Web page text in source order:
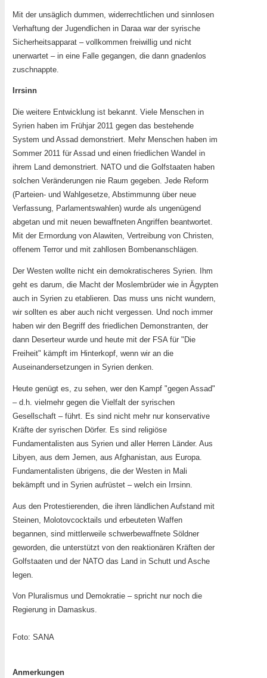
Mit der unsäglich dummen, widerrechtlichen und sinnlosen
Verhaftung der Jugendlichen in Daraa war der syrische
Sicherheitsapparat – vollkommen freiwillig und nicht
unerwartet – in eine Falle gegangen, die dann gnadenlos
zuschnappte.
Irrsinn
Die weitere Entwicklung ist bekannt. Viele Menschen in
Syrien haben im Frühjar 2011 gegen das bestehende
System und Assad demonstriert. Mehr Menschen haben im
Sommer 2011 für Assad und einen friedlichen Wandel in
ihrem Land demonstriert. NATO und die Golfstaaten haben
solchen Veränderungen nie Raum gegeben. Jede Reform
(Parteien- und Wahlgesetze, Abstimmunng über neue
Verfassung, Parlamentswahlen) wurde als ungenügend
abgetan und mit neuen bewaffneten Angriffen beantwortet.
Mit der Ermordung von Alawiten, Vertreibung von Christen,
offenem Terror und mit zahllosen Bombenanschlägen.
Der Westen wollte nicht ein demokratischeres Syrien. Ihm
geht es darum, die Macht der Moslembrüder wie in Ägypten
auch in Syrien zu etablieren. Das muss uns nicht wundern,
wir sollten es aber auch nicht vergessen. Und noch immer
haben wir den Begriff des friedlichen Demonstranten, der
dann Deserteur wurde und heute mit der FSA für "Die
Freiheit" kämpft im Hinterkopf, wenn wir an die
Auseinandersetzungen in Syrien denken.
Heute genügt es, zu sehen, wer den Kampf "gegen Assad"
– d.h. vielmehr gegen die Vielfalt der syrischen
Gesellschaft – führt. Es sind nicht mehr nur konservative
Kräfte der syrischen Dörfer. Es sind religiöse
Fundamentalisten aus Syrien und aller Herren Länder. Aus
Libyen, aus dem Jemen, aus Afghanistan, aus Europa.
Fundamentalisten übrigens, die der Westen in Mali
bekämpft und in Syrien aufrüstet – welch ein Irrsinn.
Aus den Protestierenden, die ihren ländlichen Aufstand mit
Steinen, Molotovcocktails und erbeuteten Waffen
begannen, sind mittlerweile schwerbewaffnete Söldner
geworden, die unterstützt von den reaktionären Kräften der
Golfstaaten und der NATO das Land in Schutt und Asche
legen.
Von Pluralismus und Demokratie – spricht nur noch die
Regierung in Damaskus.
Foto: SANA
Anmerkungen